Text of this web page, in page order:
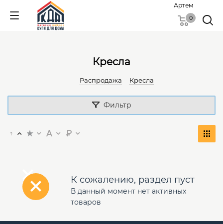
Артем
0
Кресла
Распродажа Кресла
Фильтр
К сожалению, раздел пуст
В данный момент нет активных
товаров